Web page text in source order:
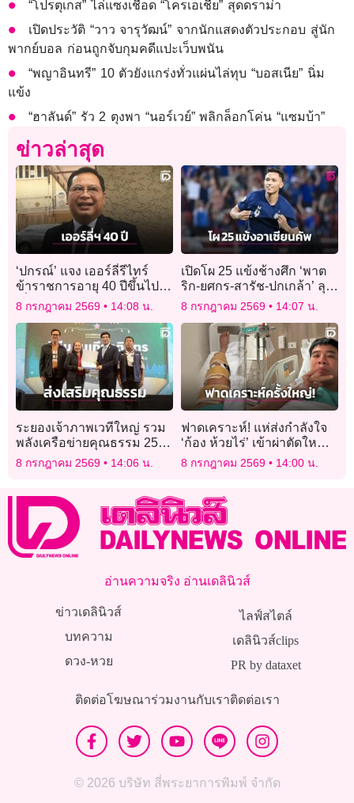
“โปรตุเกส” ไล่แซงเชือด “โครเอเชีย” สุดดราม่า
เปิดประวัติ “วาว จารุวัฒน์” จากนักแสดงตัวประกอบ สู่นัก
พากย์บอล ก่อนถูกจับกุมคดีแปะเว็บพนัน
“พญาอินทรี” 10 ตัวยังแกร่งทั่วแผ่นไล่ทุบ “บอสเนีย” นิ่ม
แข้ง
“ฮาลันด์” รัว 2 ตุงพา “นอร์เวย์” พลิกล็อกโค่น “แซมบ้า”
ข่าวล่าสุด
‘ปกรณ์’ แจง เออร์ลี่รีไทร์
ข้าราชการอายุ 40 ปีขึ้นไป
เพื่อให้คนได้ออกไปรีสกิล
8 กรกฎาคม 2569 14:08 น.
เปิดโผ 25 แข้งช้างศึก ‘พาต
ริก-ยศกร-สารัช-ปกเกล้า’ ลุย
อาเซียนคัพ
8 กรกฎาคม 2569 14:07 น.
ระยองเจ้าภาพเวทีใหญ่ รวม
พลังเครือข่ายคุณธรรม 25
จว.ภาคกลาง ผลักดันระบบ
‘เครดิตความดี’ ต่อยอดสู่การ
8 กรกฎาคม 2569 14:06 น.
ฟาดเคราะห์! แห่ส่งกำลังใจ
‘ก้อง ห้วยไร่’ เข้าผ่าตัดใหญ่
ในชีวิต ขอบคุณเจ้ากรรม
นายเวรที่ยังปรานี
8 กรกฎาคม 2569 14:00 น.
อ่านความจริง อ่านเดลินิวส์
ข่าวเดลินิวส์
บทความ
ดวง-หวย
ไลฟ์สไตล์
เดลินิวส์clips
PR by dataxet
ติดต่อโฆษณาร่วมงานกับเราติดต่อเรา
© 2026 บริษัท สี่พระยาการพิมพ์ จำกัด